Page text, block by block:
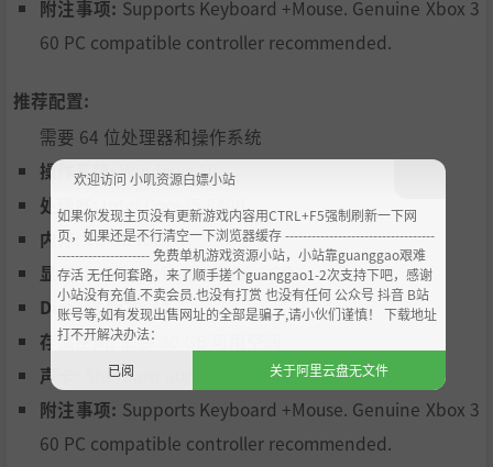
附注事项: Supports Keyboard +Mouse. Genuine Xbox 3
60 PC compatible controller recommended.
推荐配置:
需要 64 位处理器和操作系统
操作系统:Windows 10
处理器: Intel Core i5-8400
内存: 16 GB RAM
显卡:Nvidia GeForce 2060 6 GB
DirectX 版本:11
存储空间:需要 30 GB 可用空间
声卡:
Standard audio device
附注事项: Supports Keyboard +Mouse. Genuine Xbox 3
60 PC compatible controller recommended.
欢迎访问 小叽资源白嫖小站
如果你发现主页没有更新游戏内容用CTRL+F5强制刷新一下网
页，如果还是不行清空一下浏览器缓存 ----------------------------------
--------------------- 免费单机游戏资源小站，小站靠guanggao艰难
存活 无任何套路，来了顺手搓个guanggao1-2次支持下吧，感谢
小站没有充值.不卖会员.也没有打赏 也没有任何 公众号 抖音 B站
账号等,如有发现出售网址的全部是骗子,请小伙们谨慎！ 下载地址
打不开解决办法：
已阅
关于阿里云盘无文件